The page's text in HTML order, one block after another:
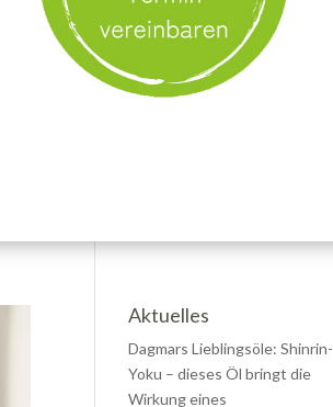
Aktuelles
Dagmars Lieblingsöle: Shinrin-
Yoku – dieses Öl bringt die
Wirkung eines